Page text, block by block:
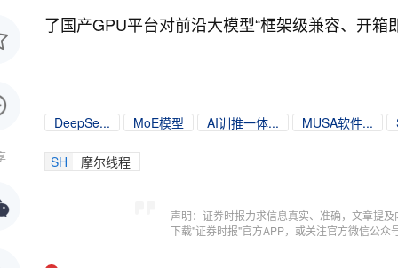
了国产GPU平台对前沿大模型“框架级兼容、开
DeepSe... MoE模型 AI训推一体... MUSA软件...
SH 摩尔线程
声明：证券时报力求信息真实、准确，文章提
下载"证券时报"官方APP，或关注官方微信公